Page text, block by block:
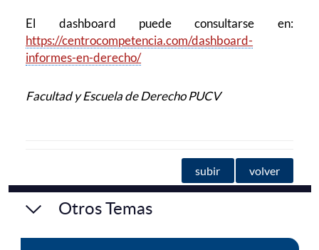
El dashboard puede consultarse en:
https://centrocompetencia.com/dashboard-
informes-en-derecho/
Facultad y Escuela de Derecho PUCV
subir volver
Otros Temas